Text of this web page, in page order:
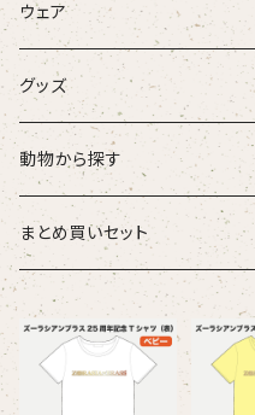
ウェア
大人
こども
ベビー
スタイ
カバーオール
Tシャツ（半袖）
【face】
オーバーサイズTシャツ（半袖）
グッズ
タオル・ハンカチ
ポーチ
トートバッグ
おけいこバッグ
ブランケット
動物から探す
ズーラシアンブラス
オカピ
インドライオン
弦うさぎ
メグ
サキソフォックス
まとめ買いセット